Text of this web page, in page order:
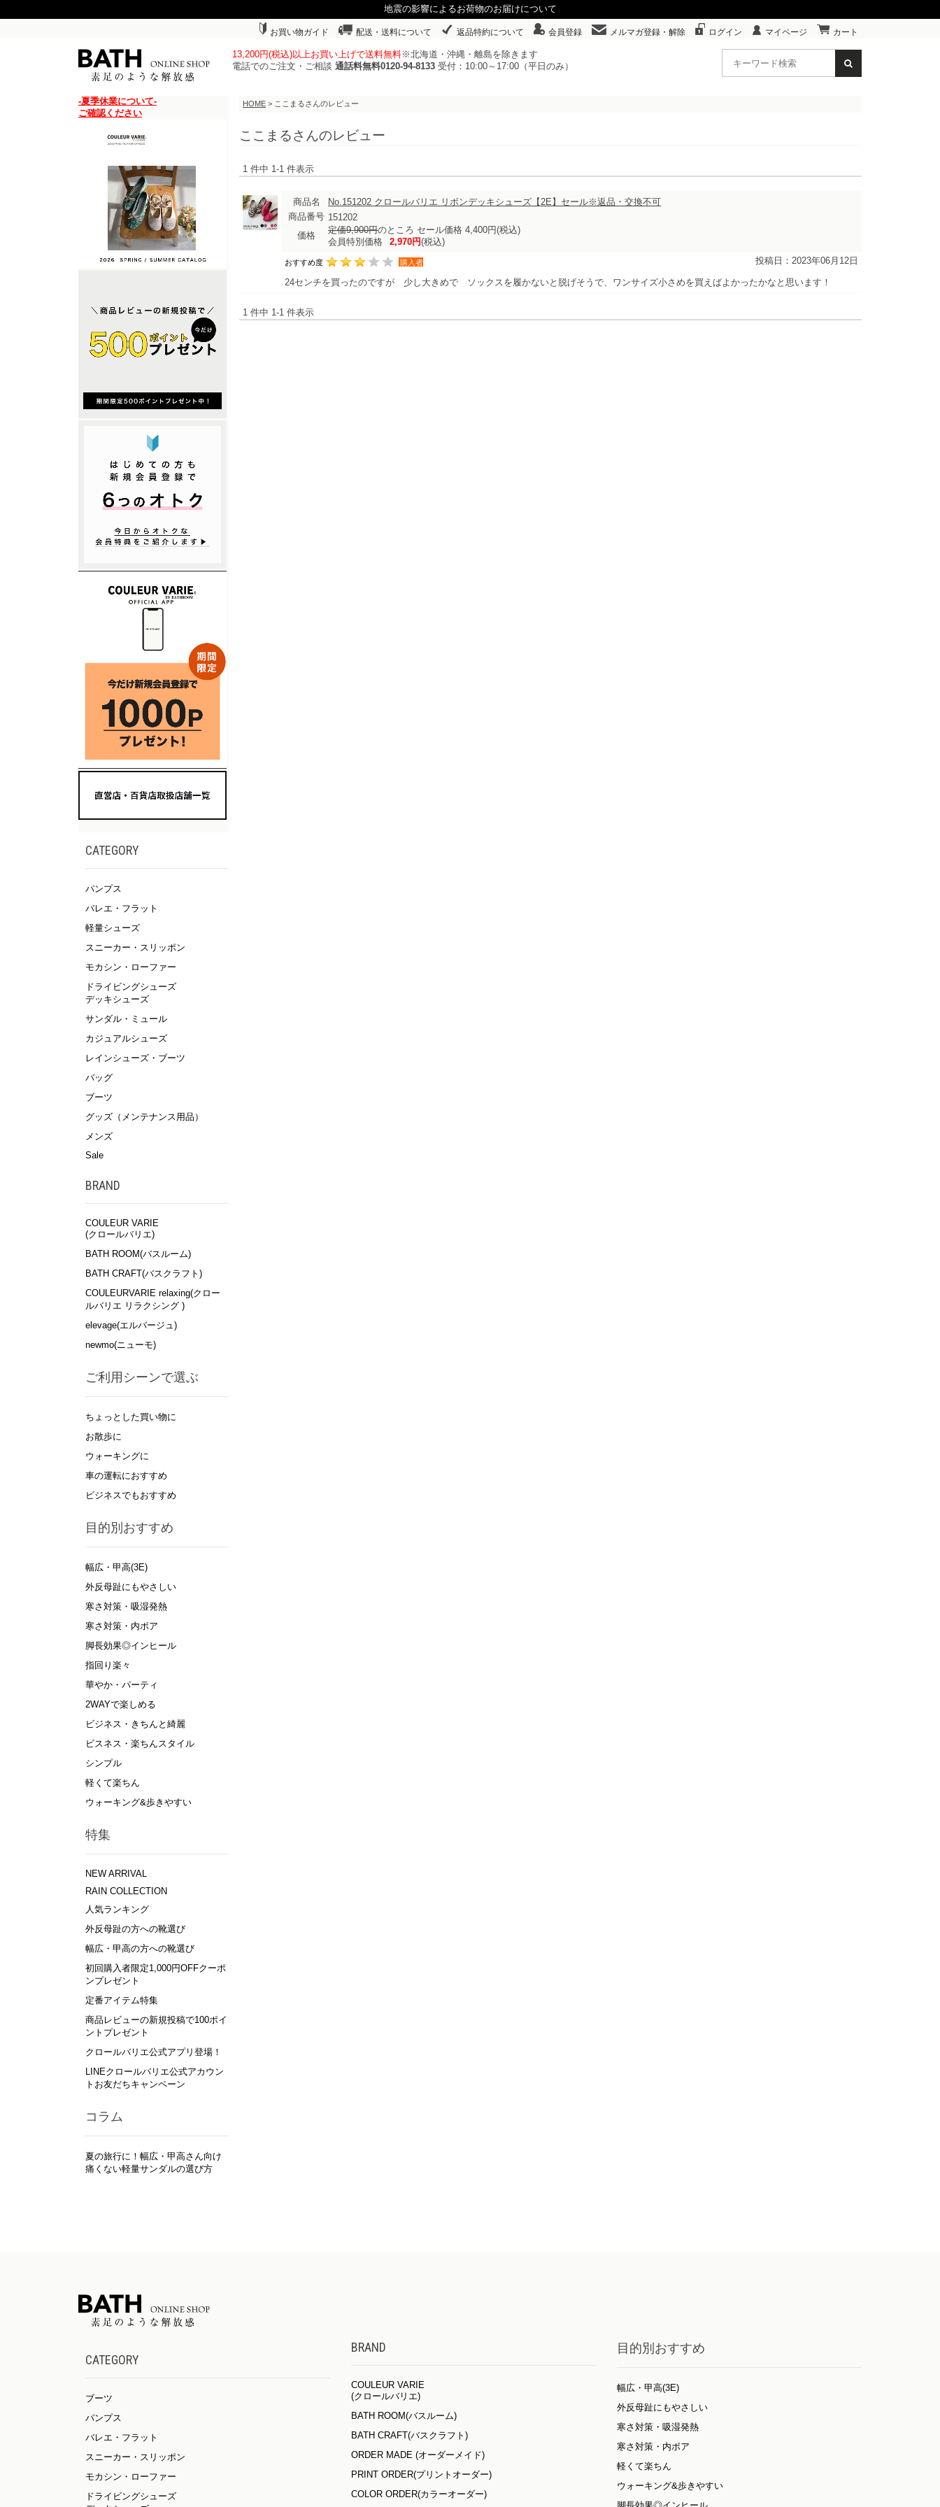
地震の影響によるお荷物のお届けについて
お買い物ガイド 配送・送料について 返品特約について 会員登録 メルマガ登録・解除 ログイン マイページ カート
13,200円(税込)以上お買い上げで送料無料※北海道・沖縄・離島を除きます
電話でのご注文・ご相談 通話料無料0120-94-8133 受付：10:00～17:00（平日のみ）
-夏季休業について-
ご確認ください
CATEGORY
パンプス
バレエ・フラット
軽量シューズ
スニーカー・スリッポン
モカシン・ローファー
ドライビングシューズ
デッキシューズ
サンダル・ミュール
カジュアルシューズ
レインシューズ・ブーツ
バッグ
ブーツ
グッズ（メンテナンス用品）
メンズ
Sale
BRAND
COULEUR VARIE
(クロールバリエ)
BATH ROOM(バスルーム)
BATH CRAFT(バスクラフト)
COULEURVARIE relaxing(クロー
ルバリエ リラクシング )
elevage(エルバージュ)
newmo(ニューモ)
ご利用シーンで選ぶ
ちょっとした買い物に
お散歩に
ウォーキングに
車の運転におすすめ
ビジネスでもおすすめ
目的別おすすめ
幅広・甲高(3E)
外反母趾にもやさしい
寒さ対策・吸湿発熱
寒さ対策・内ボア
脚長効果◎インヒール
指回り楽々
華やか・パーティ
2WAYで楽しめる
ビジネス・きちんと綺麗
ビスネス・楽ちんスタイル
シンプル
軽くて楽ちん
ウォーキング&歩きやすい
特集
NEW ARRIVAL
RAIN COLLECTION
人気ランキング
外反母趾の方への靴選び
幅広・甲高の方への靴選び
初回購入者限定1,000円OFFクーポ
ンプレゼント
定番アイテム特集
商品レビューの新規投稿で100ポイ
ントプレゼント
クロールバリエ公式アプリ登場！
LINEクロールバリエ公式アカウン
トお友だちキャンペーン
コラム
夏の旅行に！幅広・甲高さん向け
痛くない軽量サンダルの選び方
HOME > ここまるさんのレビュー
ここまるさんのレビュー
1 件中 1-1 件表示
商品名
No.151202 クロールバリエ リボンデッキシューズ【2E】セール※返品・交換不可
商品番号 151202
価格
定価9,900円のところ セール価格 4,400円(税込)
会員特別価格
2,970円(税込)
投稿日：2023年06月12日
おすすめ度 購入者
24センチを買ったのですが 少し大きめで ソックスを履かないと脱げそうで、ワンサイズ小さめを買えばよかったかなと思います！
1 件中 1-1 件表示
CATEGORY
ブーツ
パンプス
バレエ・フラット
スニーカー・スリッポン
モカシン・ローファー
ドライビングシューズ
BRAND
COULEUR VARIE
(クロールバリエ)
BATH ROOM(バスルーム)
BATH CRAFT(バスクラフト)
ORDER MADE (オーダーメイド)
PRINT ORDER(プリントオーダー)
COLOR ORDER(カラーオーダー)
目的別おすすめ
幅広・甲高(3E)
外反母趾にもやさしい
寒さ対策・吸湿発熱
寒さ対策・内ボア
軽くて楽ちん
ウォーキング&歩きやすい